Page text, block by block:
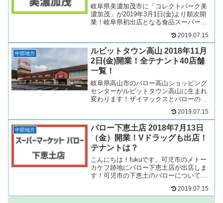
岐阜県美濃加茂市に「コレクトパーク美
濃加茂」が2019年3月1日(金)より順次開
業！岐阜県初出店となる食品スーパーマ
が出店！コレクトパーク美濃加茂がどの
ような商業施設になるのか、テナントや
求人情報につい...
2019.07.15
中部地方
ルビットタウン高山 2018年11月
2日(金)開業！全テナント40店舗
一覧！
岐阜県高山市のバロー高山ショッピング
センターがルビットタウン高山に生まれ
変わります！ザイマックスとバローの合
施設「ルビットタウン高山」に改装オー
プンすることになりました！ファッショ
ン・雑貨・飲食店など高山...
2019.07.15
中部地方
バロー下恵土店 2018年7月13日
（金）開業！Vドラッグも出店！
テナントは？
こんにちは！fukuです。可児市のメトー
カケフ跡地にバロー下恵土店が出店しま
す！可児市の下恵土のバローについて見
バロー下恵土店の概要は以下の通りで
2019.07.15